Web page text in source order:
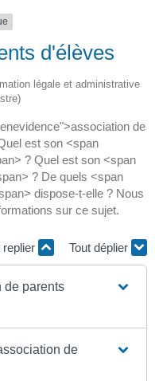
d'élèves
légale et administrative
de
est son <span
? Quel est son <span
? De quels <span
dispose-t-elle ? Nous
sur ce sujet.
replier Tout déplier
de parents
de